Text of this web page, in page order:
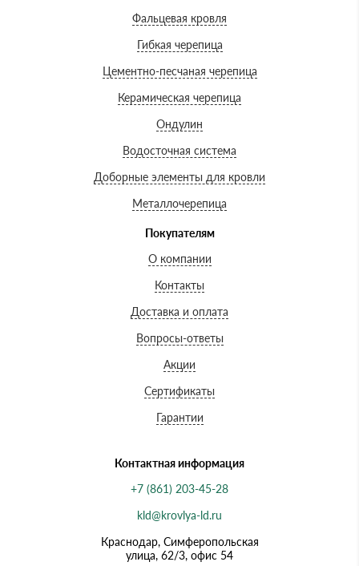
Фальцевая кровля
Гибкая черепица
Цементно-песчаная черепица
Керамическая черепица
Ондулин
Водосточная система
Доборные элементы для кровли
Металлочерепица
Покупателям
О компании
Контакты
Доставка и оплата
Вопросы-ответы
Акции
Сертификаты
Гарантии
Контактная информация
+7 (861) 203-45-28
kld@krovlya-ld.ru
Краснодар, Симферопольская
улица, 62/3, офис 54